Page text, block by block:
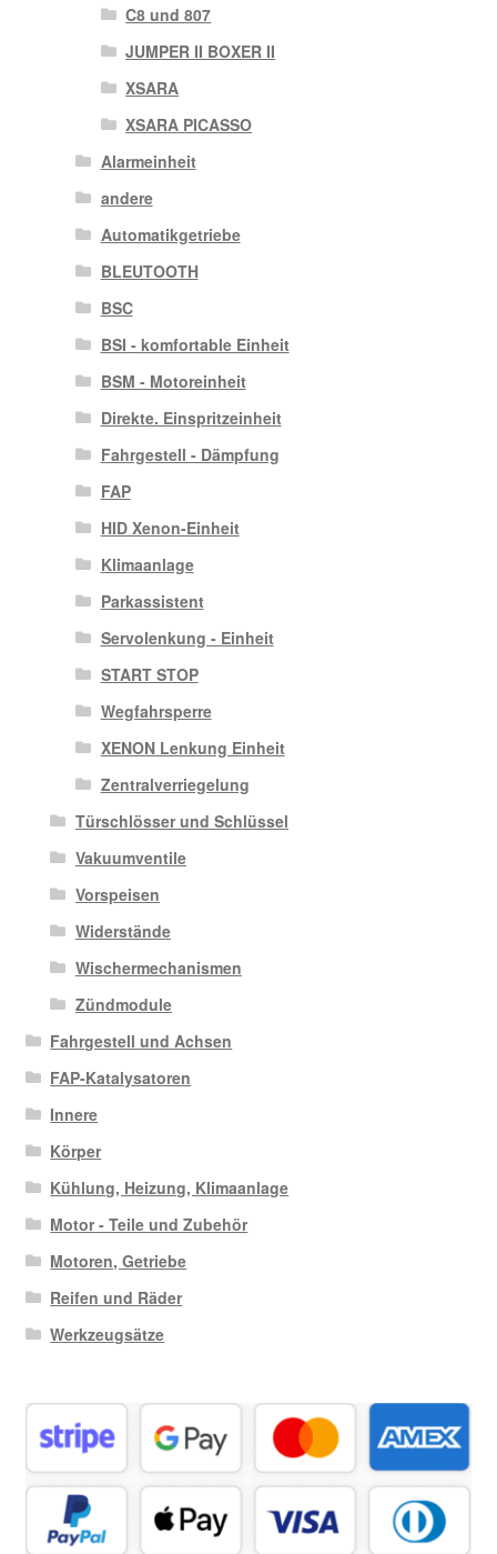
C8 und 807
JUMPER II BOXER II
XSARA
XSARA PICASSO
Alarmeinheit
andere
Automatikgetriebe
BLEUTOOTH
BSC
BSI - komfortable Einheit
BSM - Motoreinheit
Direkte. Einspritzeinheit
Fahrgestell - Dämpfung
FAP
HID Xenon-Einheit
Klimaanlage
Parkassistent
Servolenkung - Einheit
START STOP
Wegfahrsperre
XENON Lenkung Einheit
Zentralverriegelung
Türschlösser und Schlüssel
Vakuumventile
Vorspeisen
Widerstände
Wischermechanismen
Zündmodule
Fahrgestell und Achsen
FAP-Katalysatoren
Innere
Körper
Kühlung, Heizung, Klimaanlage
Motor - Teile und Zubehör
Motoren, Getriebe
Reifen und Räder
Werkzeugsätze